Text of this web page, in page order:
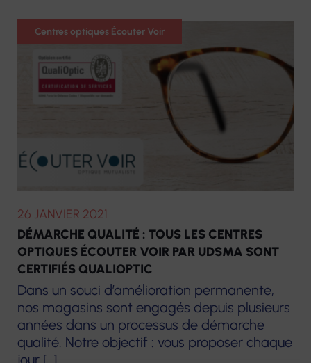
Optique
26 JANVIER 2021
DÉMARCHE QUALITÉ : TOUS LES CENTRES
OPTIQUES ÉCOUTER VOIR PAR UDSMA SONT
CERTIFIÉS QUALIOPTIC
Dans un souci d’amélioration permanente,
nos magasins sont engagés depuis plusieurs
années dans un processus de démarche
qualité. Notre objectif : vous proposer chaque
jour […]
Centres optiques Écouter Voir